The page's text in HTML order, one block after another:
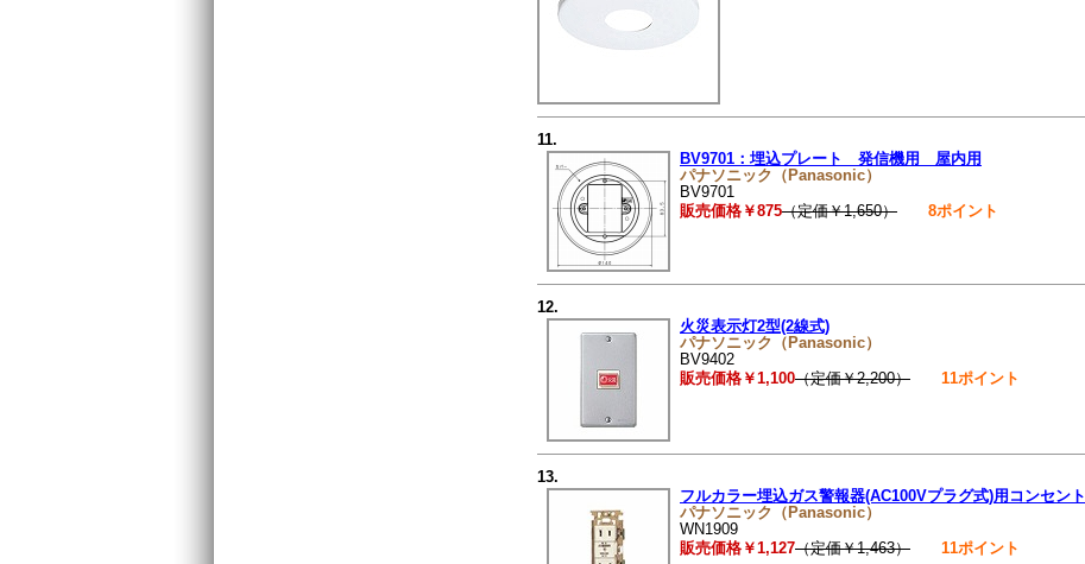
11.
BV9701：埋込プレート 発信機用 屋内用
パナソニック（Panasonic）
BV9701
販売価格￥875（定価￥1,650） 8ポイント
12.
火災表示灯2型(2線式)
パナソニック（Panasonic）
BV9402
販売価格￥1,100（定価￥2,200） 11ポイント
13.
フルカラー埋込ガス警報器(AC100Vプラグ式)用コンセント
パナソニック（Panasonic）
WN1909
販売価格￥1,127（定価￥1,463） 11ポイント